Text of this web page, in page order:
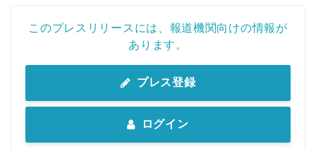
このプレスリリースには、報道機関向けの情報が
あります。
プレス登録
ログイン